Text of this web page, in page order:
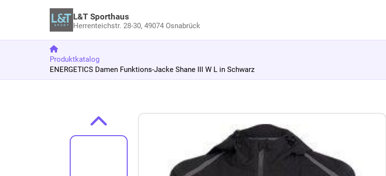
L&T Sporthaus
Herrenteichstr. 28-30,49074 Osnabrück
Produktkatalog
ENERGETICS Damen Funktions-Jacke Shane III W L in Schwarz
Zur Produktbeschreibung springen